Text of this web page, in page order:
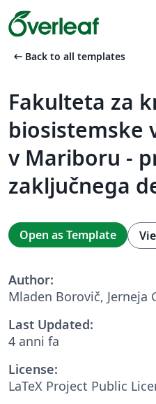
arrow_left_alt Back to all templates
Fakulteta za
biosistemske
v Mariboru -
zaključnega
Open as Template
Author:
Mladen Borovič, Jerneja
Last Updated:
4 anni fa
License:
LaTeX Project Public